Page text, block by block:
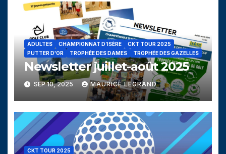
ADULTES CHAMPIONNAT D’ISÈRE
CKT TOUR 2025
PUTTER D'OR
TROPHÉE DES DAMES TROPHÉE DES GAZELLES
Newsletter juillet-août 2025
SEP 10, 2025 MAURICE LEGRAND
CKT TOUR 2025